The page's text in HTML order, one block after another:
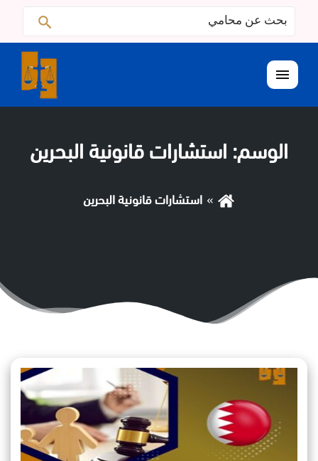
البحث
عن:
القائمة
الوسم: استشارات قانونية البحرين
استشارات قانونية البحرين